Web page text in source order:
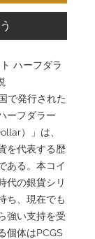
ハーフダラ
で発行された
ーフダラー
）」は、
を代表する歴
ある。本コイ
代の銀貨シリ
ち、現在でも
強い支持を受
個体はPCGS